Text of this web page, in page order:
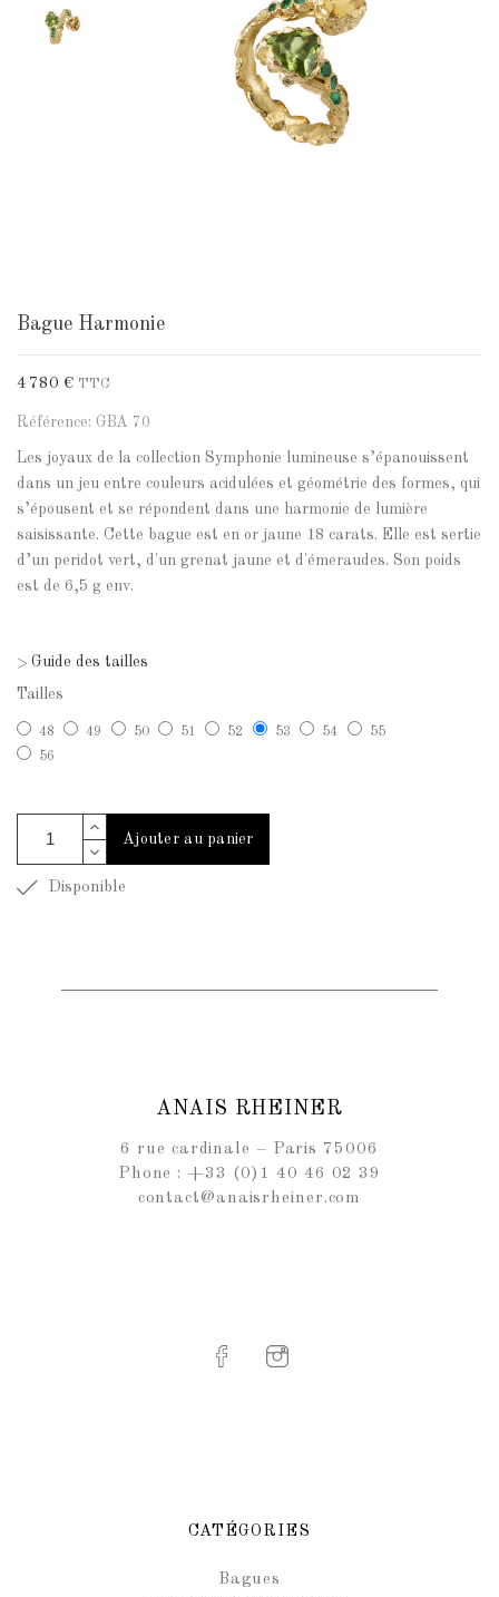
Bague Harmonie
4 780 € TTC
Référence: GBA 70
Les joyaux de la collection Symphonie lumineuse s’épanouissent
dans un jeu entre couleurs acidulées et géométrie des formes, qui
s’épousent et se répondent dans une harmonie de lumière
saisissante. Cette bague est en or jaune 18 carats. Elle est sertie
d’un peridot vert, d'un grenat jaune et d'émeraudes. Son poids
est de 6,5 g env.
> Guide des tailles
Tailles
48 49 50 51 52 53 54
55
56
Ajouter au panier
Disponible
ANAIS RHEINER
6 rue cardinale – Paris 75006
Phone : +33 (0)1 40 46 02 39
contact@anaisrheiner.com
CATÉGORIES
Bagues